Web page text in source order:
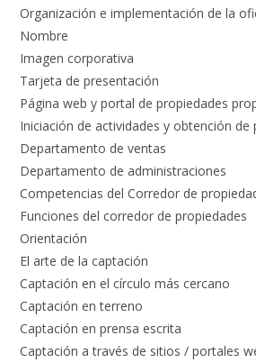
Organización e implementación de la
Nombre
Imagen corporativa
Tarjeta de presentación
Página web y portal de propiedades
Iniciación de actividades y obtención de
Departamento de ventas
Departamento de administraciones
Competencias del Corredor de
Funciones del corredor de propiedades
Orientación
El arte de la captación
Captación en el círculo más cercano
Captación en terreno
Captación en prensa escrita
Captación a través de sitios / portales